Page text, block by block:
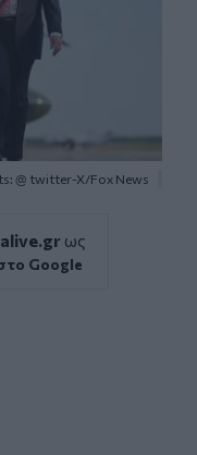
@ twitter-X/Fox News
ως
Google